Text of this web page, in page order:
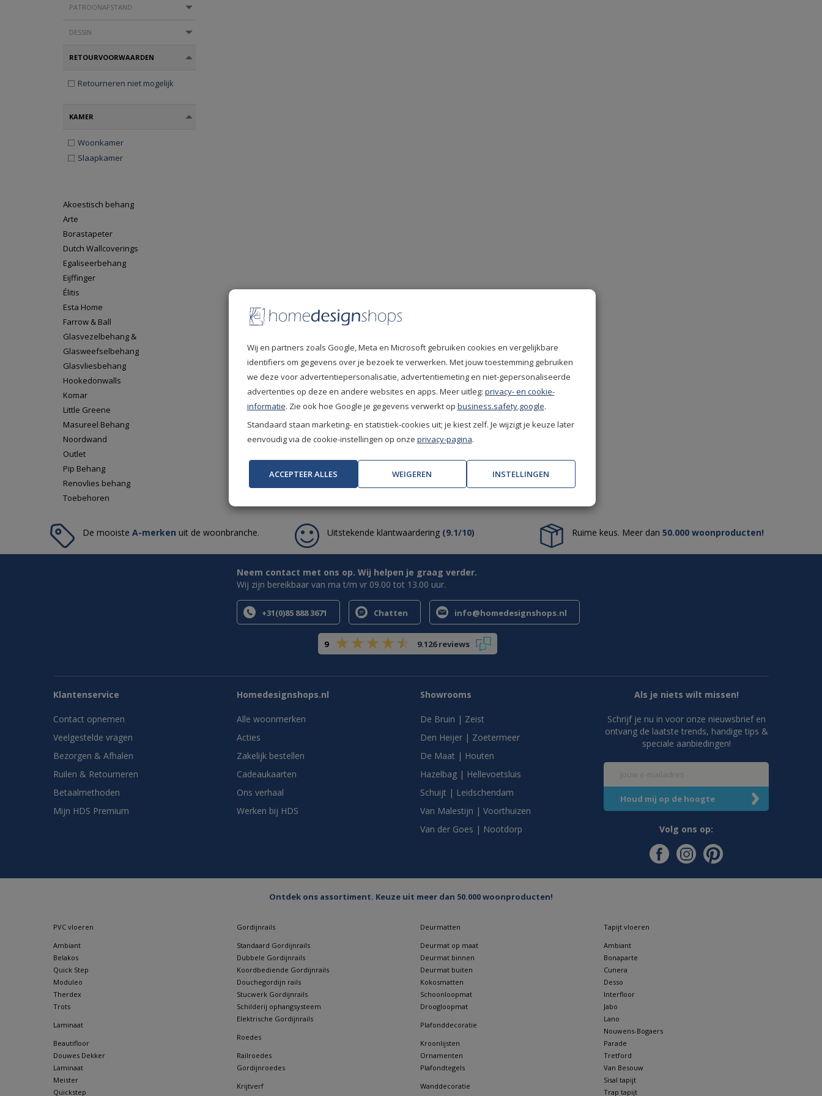
PATROONAFSTAND
DESSIN
RETOURVOORWAARDEN
Retourneren niet mogelijk
KAMER
Woonkamer
Slaapkamer
Akoestisch behang
Arte
Borastapeter
Dutch Wallcoverings
Egaliseerbehang
Eijffinger
Élitis
Esta Home
Farrow & Ball
Glasvezelbehang &
Glasweefselbehang
Glasvliesbehang
Hookedonwalls
Komar
Little Greene
Masureel Behang
Noordwand
Outlet
Pip Behang
Renovlies behang
Toebehoren
De mooiste A-merken uit de woonbranche. Uitstekende klantwaardering (9.1/10) Ruime keus. Meer dan 50.000 woonproducten!
Neem contact met ons op. Wij helpen je graag verder.
Wij zijn bereikbaar van ma t/m vr 09.00 tot 13.00 uur.
+31(0)85 888 3671 Chatten info@homedesignshops.nl
9 9.126 reviews
Klantenservice
Contact opnemen
Veelgestelde vragen
Bezorgen & Afhalen
Ruilen & Retourneren
Betaalmethoden
Mijn HDS Premium
Homedesignshops.nl
Alle woonmerken
Acties
Zakelijk bestellen
Cadeaukaarten
Ons verhaal
Werken bij HDS
Showrooms
De Bruin | Zeist
Den Heijer | Zoetermeer
De Maat | Houten
Hazelbag | Hellevoetsluis
Schuijt | Leidschendam
Van Malestijn | Voorthuizen
Van der Goes | Nootdorp
Als je niets wilt missen!
Schrijf je nu in voor onze nieuwsbrief en
ontvang de laatste trends, handige tips &
speciale aanbiedingen!
Volg ons op:
Ontdek ons assortiment. Keuze uit meer dan 50.000 woonproducten!
PVC vloeren
Ambiant
Belakos
Quick Step
Moduleo
Therdex
Trots
Laminaat
Beautifloor
Douwes Dekker
Laminaat
Meister
Quickstep
Gordijnrails
Standaard Gordijnrails
Dubbele Gordijnrails
Koordbediende Gordijnrails
Douchegordijn rails
Stucwerk Gordijnrails
Schilderij ophangsysteem
Elektrische Gordijnrails
Roedes
Railroedes
Gordijnroedes
Krijtverf
Deurmatten
Deurmat op maat
Deurmat binnen
Deurmat buiten
Kokosmatten
Schoonloopmat
Droogloopmat
Plafonddecoratie
Kroonlijsten
Ornamenten
Plafondtegels
Wanddecoratie
Tapijt vloeren
Ambiant
Bonaparte
Cunera
Desso
Interfloor
Jabo
Lano
Nouwens-Bogaers
Parade
Tretford
Van Besouw
Sisal tapijt
Trap tapijt
Wij en partners zoals Google, Meta en Microsoft gebruiken cookies en vergelijkbare
identifiers om gegevens over je bezoek te verwerken. Met jouw toestemming gebruiken
we deze voor advertentiepersonalisatie, advertentiemeting en niet-gepersonaliseerde
advertenties op deze en andere websites en apps. Meer uitleg: privacy- en cookie-
informatie. Zie ook hoe Google je gegevens verwerkt op business.safety.google.
Standaard staan marketing- en statistiek-cookies uit; je kiest zelf. Je wijzigt je keuze later
eenvoudig via de cookie-instellingen op onze privacy-pagina.
ACCEPTEER ALLES WEIGEREN INSTELLINGEN